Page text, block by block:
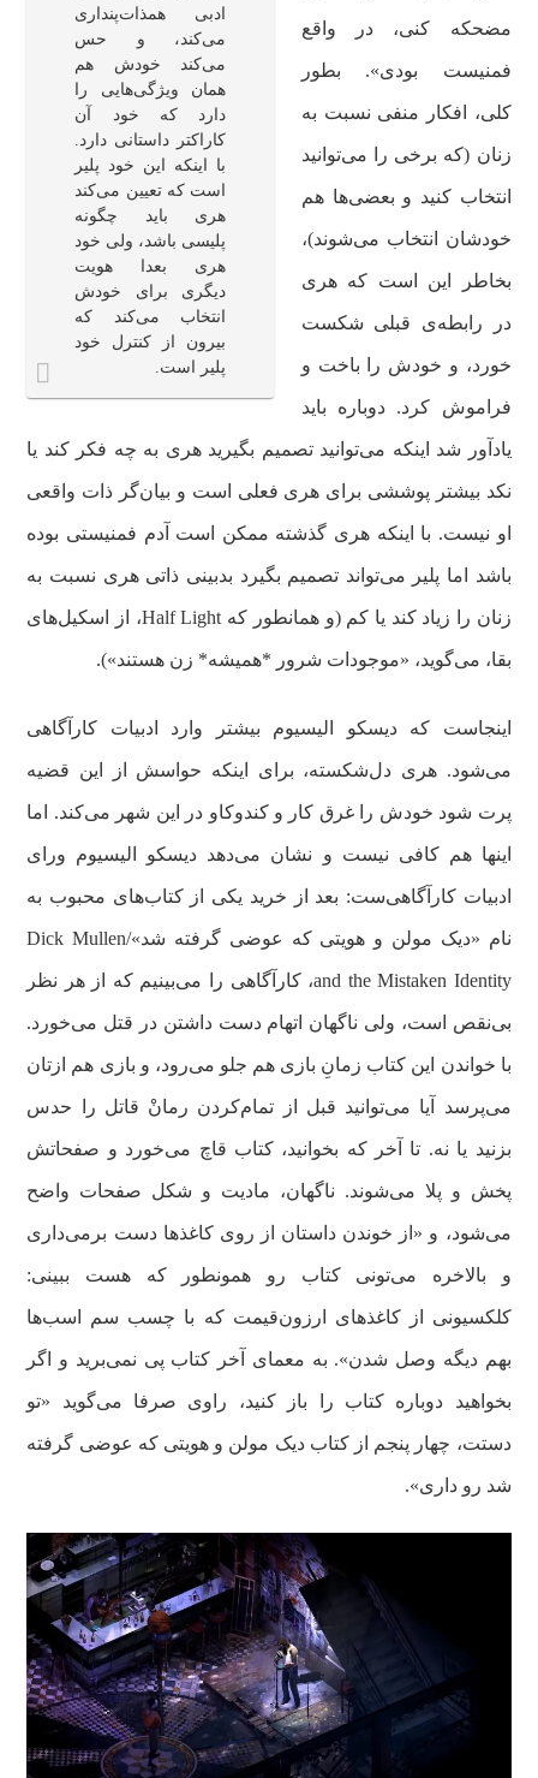
ادبی همذات‌پنداری
می‌کند، و حس
می‌کند خودش هم
همان ویژگی‌هایی را
دارد که خود آن
کاراکتر داستانی دارد.
با اینکه این خود پلیر
است که تعیین می‌کند
هری باید چگونه
پلیسی باشد، ولی خود
هری بعدا هویت
دیگری برای خودش
انتخاب می‌کند که
بیرون از کنترل خود
پلیر است.
مضحکه کنی، در واقع
فمنیست بودی». بطور
کلی، افکار منفی نسبت به
زنان (که برخی را می‌توانید
انتخاب کنید و بعضی‌ها هم
خودشان انتخاب می‌شوند)،
بخاطر این است که هری
در رابطه‌ی قبلی شکست
خورد، و خودش را باخت و
فراموش کرد. دوباره باید
یادآور شد اینکه می‌توانید تصمیم بگیرید هری به چه فکر کند یا
نکد بیشتر پوششی برای هری فعلی است و بیان‌گر ذات واقعی
او نیست. با اینکه هری گذشته ممکن است آدم فمنیستی بوده
باشد اما پلیر می‌تواند تصمیم بگیرد بدبینی ذاتی هری نسبت به
زنان را زیاد کند یا کم (و همانطور که Half Light، از اسکیل‌های
بقا، می‌گوید، «موجودات شرور *همیشه* زن هستند»).
اینجاست که دیسکو الیسیوم بیشتر وارد ادبیات کارآگاهی
می‌شود. هری دل‌شکسته، برای اینکه حواسش از این قضیه
پرت شود خودش را غرق کار و کندوکاو در این شهر می‌کند. اما
اینها هم کافی نیست و نشان می‌دهد دیسکو الیسیوم ورای
ادبیات کارآگاهی‌ست: بعد از خرید یکی از کتاب‌های محبوب به
نام «دیک مولن و هویتی که عوضی گرفته شد»/Dick Mullen
and the Mistaken Identity، کارآگاهی را می‌بینیم که از هر نظر
بی‌نقص است، ولی ناگهان اتهام دست داشتن در قتل می‌خورد.
با خواندن این کتاب زمانِ بازی هم جلو می‌رود، و بازی هم ازتان
می‌پرسد آیا می‌توانید قبل از تمام‌کردن رمانْ قاتل را حدس
بزنید یا نه. تا آخر که بخوانید، کتاب قاچ می‌خورد و صفحاتش
پخش و پلا می‌شوند. ناگهان، مادیت و شکل صفحات واضح
می‌شود، و «از خوندن داستان از روی کاغذها دست برمی‌داری
و بالاخره می‌تونی کتاب رو همونطور که هست ببینی:
کلکسیونی از کاغذهای ارزون‌قیمت که با چسب سم اسب‌ها
بهم دیگه وصل شدن». به معمای آخر کتاب پی نمی‌برید و اگر
بخواهید دوباره کتاب را باز کنید، راوی صرفا می‌گوید «تو
دستت، چهار پنجم از کتاب دیک مولن و هویتی که عوضی گرفته
شد رو داری».